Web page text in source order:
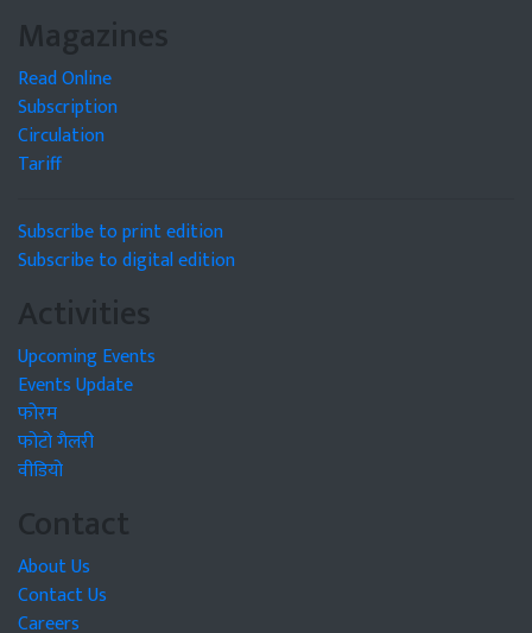
Magazines
Read Online
Subscription
Circulation
Tariff
Subscribe to print edition
Subscribe to digital edition
Activities
Upcoming Events
Events Update
फोरम
फोटो गैलरी
वीडियो
Contact
About Us
Contact Us
Careers